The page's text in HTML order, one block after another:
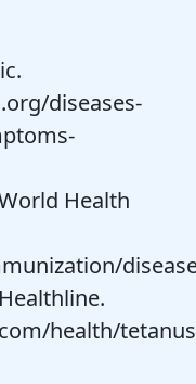
diseases-
Health
health/